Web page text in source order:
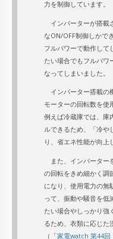
力を制御しています。
インバーターが搭載
なON/OFF制御しかで
フルパワーで動作して
たい場合でもフルパワ
なってしまいました。
インバーター搭載の
モーターの回転数を使
例えば冷蔵庫では、庫
ルできるため、「冷や
り、省エネ性能が向上
また、インバーター
の回転をきめ細かく調
になり、使用電力の無
って、振動や騒音を低
たい場合やしっかり強
るため、衣類に応じた
（「家電watch 第44回